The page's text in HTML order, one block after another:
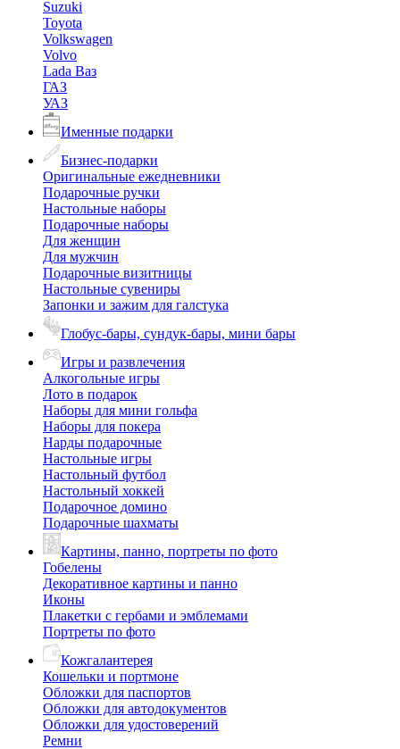
Suzuki
Toyota
Volkswagen
Volvo
Lada Ваз
ГАЗ
УАЗ
Именные подарки
Бизнес-подарки
Оригинальные ежедневники
Подарочные ручки
Настольные наборы
Подарочные наборы
Для женщин
Для мужчин
Подарочные визитницы
Настольные сувениры
Запонки и зажим для галстука
Глобус-бары, сундук-бары, мини бары
Игры и развлечения
Алкогольные игры
Лото в подарок
Наборы для мини гольфа
Наборы для покера
Нарды подарочные
Настольные игры
Настольный футбол
Настольный хоккей
Подарочное домино
Подарочные шахматы
Картины, панно, портреты по фото
Гобелены
Декоративное картины и панно
Иконы
Плакетки с гербами и эмблемами
Портреты по фото
Кожгалантерея
Кошельки и портмоне
Обложки для паспортов
Обложки для автодокументов
Обложки для удостоверений
Ремни